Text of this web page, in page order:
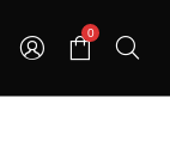
0